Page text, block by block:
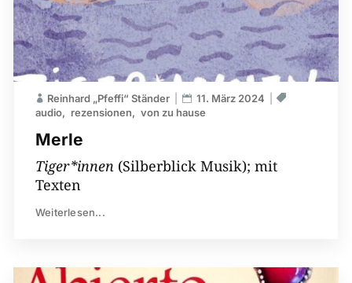
Merle
Reinhard „Pfeffi“ Ständer
11. März 2024
audio
rezensionen von zu hause
Tiger*innen(Silberblick Musik); mit
Texten
Weiterlesen...